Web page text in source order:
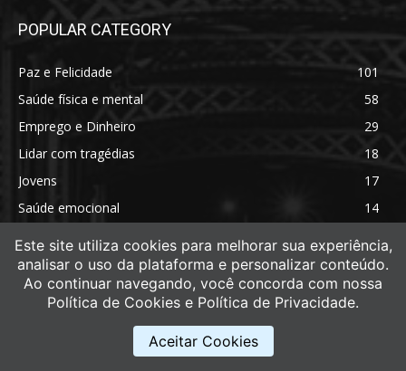
POPULAR CATEGORY
Paz e Felicidade
101
Saúde física e mental
58
Emprego e Dinheiro
29
Lidar com tragédias
18
Jovens
17
Saúde emocional
14
Este site utiliza cookies para melhorar sua experiência,
analisar o uso da plataforma e personalizar conteúdo.
Ao continuar navegando, você concorda com nossa
Política de Cookies e Política de Privacidade.
Aceitar Cookies